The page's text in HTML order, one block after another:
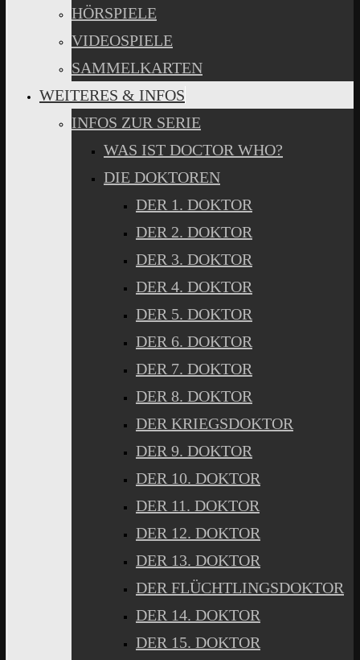
HÖRSPIELE
VIDEOSPIELE
SAMMELKARTEN
WEITERES & INFOS
INFOS ZUR SERIE
WAS IST DOCTOR WHO?
DIE DOKTOREN
DER 1. DOKTOR
DER 2. DOKTOR
DER 3. DOKTOR
DER 4. DOKTOR
DER 5. DOKTOR
DER 6. DOKTOR
DER 7. DOKTOR
DER 8. DOKTOR
DER KRIEGSDOKTOR
DER 9. DOKTOR
DER 10. DOKTOR
DER 11. DOKTOR
DER 12. DOKTOR
DER 13. DOKTOR
DER FLÜCHTLINGSDOKTOR
DER 14. DOKTOR
DER 15. DOKTOR